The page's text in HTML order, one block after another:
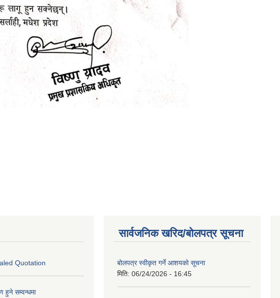
Quotation
हुने सम्वन्धमा
सार्वजनिक खरिद/बोलपत्र सूचना
बोलपत्र स्वीकृत गर्ने आशयको सूचना
मिति: 06/24/2026 - 16:45